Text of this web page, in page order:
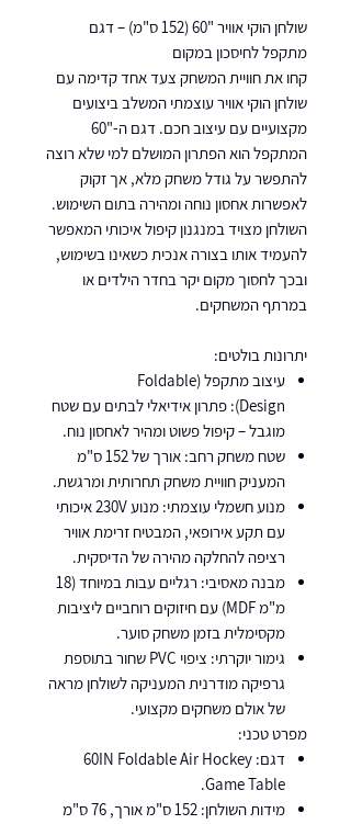
שולחן הוקי אוויר "60 (152 ס"מ) – דגם
מתקפל לחיסכון במקום
קחו את חוויית המשחק צעד אחד קדימה עם
שולחן הוקי אוויר עוצמתי המשלב ביצועים
מקצועיים עם עיצוב חכם. דגם ה-"60
המתקפל הוא הפתרון המושלם למי שלא רוצה
להתפשר על גודל משחק מלא, אך זקוק
לאפשרות אחסון נוחה ומהירה בתום השימוש.
השולחן מצויד במנגנון קיפול איכותי המאפשר
להעמיד אותו בצורה אנכית כשאינו בשימוש,
ובכך לחסוך מקום יקר בחדר הילדים או
במרתף המשחקים.
יתרונות בולטים:
עיצוב מתקפל (Foldable
Design): פתרון אידיאלי לבתים עם שטח
מוגבל – קיפול פשוט ומהיר לאחסון נוח.
שטח משחק רחב: אורך של 152 ס"מ
המעניק חוויית משחק תחרותית ומרגשת.
מנוע חשמלי עוצמתי: מנוע 230V איכותי
עם תקע אירופאי, המבטיח זרימת אוויר
רציפה להחלקה מהירה של הדיסקית.
מבנה מאסיבי: רגליים עבות במיוחד (18
מ"מ MDF) עם חיזוקים רוחביים ליציבות
מקסימלית בזמן משחק סוער.
גימור יוקרתי: ציפוי PVC שחור בתוספת
גרפיקה מודרנית המעניקה לשולחן מראה
של אולם משחקים מקצועי.
מפרט טכני:
דגם: 60IN Foldable Air Hockey
Game Table.
מידות השולחן: 152 ס"מ אורך, 76 ס"מ